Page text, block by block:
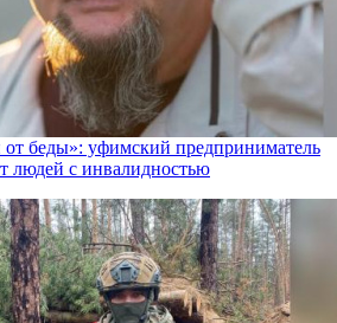
от беды»: уфимский предприниматель
людей с инвалидностью